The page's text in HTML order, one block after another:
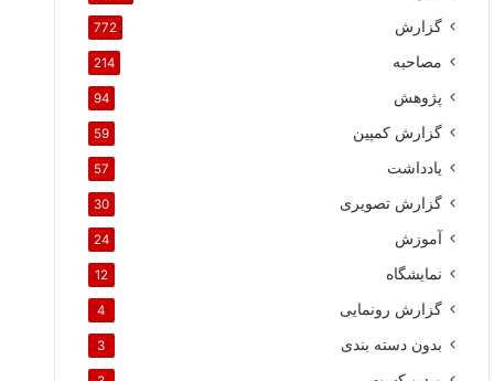
گزارش 772
مصاحبه 214
پژوهش 94
گزارش کمپین 59
یادداشت 57
گزارش تصویری 30
آموزش 24
نمایشگاه 12
گزارش رونمایی 4
بدون دسته بندی 3